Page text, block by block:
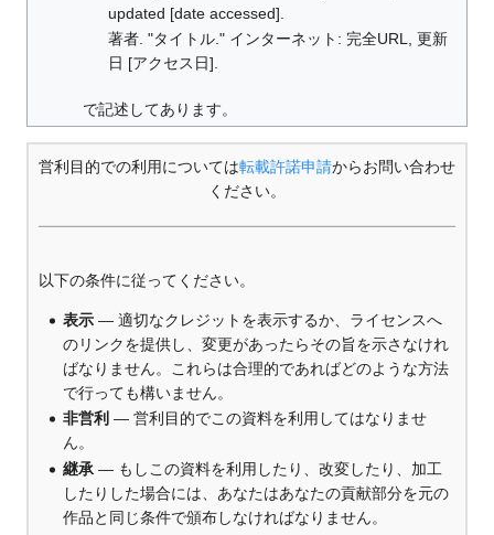
updated [date accessed].
著者. "タイトル." インターネット: 完全URL, 更新
日 [アクセス日].
で記述してあります。
営利目的での利用については転載許諾申請からお問い合わせ
ください。
以下の条件に従ってください。
表示 — 適切なクレジットを表示するか、ライセンスへ
のリンクを提供し、変更があったらその旨を示さなけれ
ばなりません。これらは合理的であればどのような方法
で行っても構いません。
非営利 — 営利目的でこの資料を利用してはなりませ
ん。
継承 — もしこの資料を利用したり、改変したり、加工
したりした場合には、あなたはあなたの貢献部分を元の
作品と同じ条件で頒布しなければなりません。